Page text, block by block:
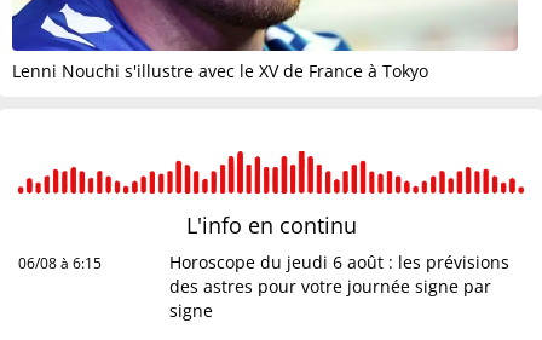
Lenni Nouchi s'illustre avec le XV de France à Tokyo
L'info en continu
06/08 à 6:15
Horoscope du jeudi 6 août : les prévisions
des astres pour votre journée signe par
signe